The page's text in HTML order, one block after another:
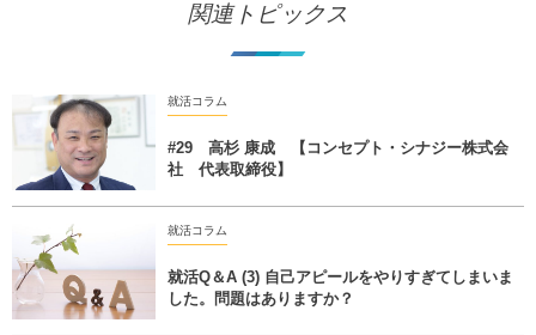
関連トピックス
就活コラム
#29 高杉 康成 【コンセプト・シナジー株式会
社 代表取締役】
就活コラム
就活Q＆A (3) 自己アピールをやりすぎてしまいま
した。問題はありますか？